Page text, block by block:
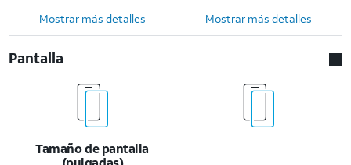
Mostrar más detalles Mostrar más detalles
Pantalla
Tamaño de pantalla